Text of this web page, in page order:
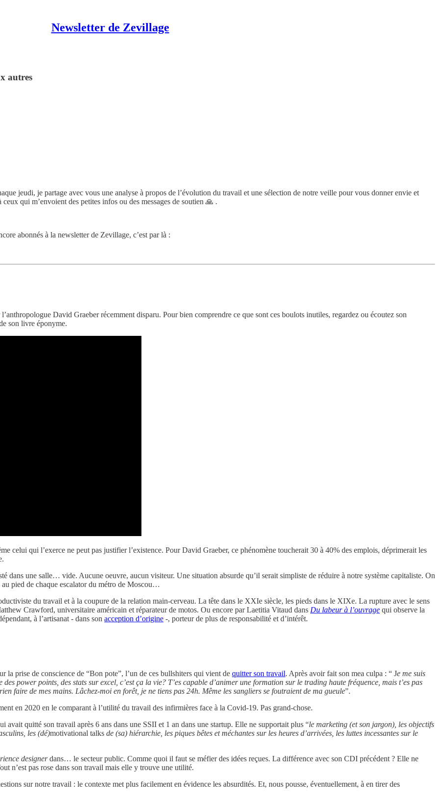
Newsletter de Zevillage
autres
jeudi, je partage avec vous une analyse à propos de l’évolution du travail et une sélection de notre veille pour vous donner envie et
qui m’envoient des petites infos ou des messages de soutien 🙏 .
abonnés à la newsletter de Zevillage, c’est par là :
David Graeber récemment disparu. Pour bien comprendre ce que sont ces boulots inutiles, regardez ou écoutez son
son livre éponyme.
celui qui l’exerce ne peut pas justifier l’existence. Pour David Graeber, ce phénomène toucherait 30 à 40% des emplois, déprimerait les
dans une salle… vide. Aucune oeuvre, aucun visiteur. Une situation absurde qu’il serait simpliste de réduire à notre système capitaliste. On
au pied de chaque escalator du métro de Moscou…
du travail et à la coupure de la relation main-cerveau. La tête dans le XXIe siècle, les pieds dans le XIXe. La rupture avec le sens
Crawford, universitaire américain et réparateur de motos. Ou encore par Laetitia Vitaud dans Du labeur à l’ouvrage qui observe la
à l’artisanat - dans son acception d’origine -, porteur de plus de responsabilité et d’intérêt.
la prise de conscience de “Bon pote”, l’un de ces bullshiters qui vient de quitter son travail. Après avoir fait son mea culpa : “ Je me suis
power points, des stats sur excel, c’est ça la vie? T’es capable d’animer une formation sur le trading haute fréquence, mais t’es pas
faire de mes mains. Lâchez-moi en forêt, je ne tiens pas 24h. Même les sangliers se foutraient de ma gueule”.
en 2020 en le comparant à l’utilité du travail des infirmières face à la Covid-19. Pas grand-chose.
avait quitté son travail après 6 ans dans une SSII et 1 an dans une startup. Elle ne supportait plus “le marketing (et son jargon), les objectifs
les (dé)motivational talks de (sa) hiérarchie, les piques bêtes et méchantes sur les heures d’arrivées, les luttes incessantes sur le
designerdans… le secteur public. Comme quoi il faut se méfier des idées reçues. La différence avec son CDI précédent ? Elle ne
n’est pas rose dans son travail mais elle y trouve une utilité.
sur notre travail : le contexte met plus facilement en évidence les absurdités. Et, nous pousse, éventuellement, à en tirer des